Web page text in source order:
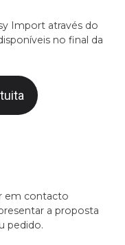
Import através do
no final da
em contacto
a proposta
pedido.